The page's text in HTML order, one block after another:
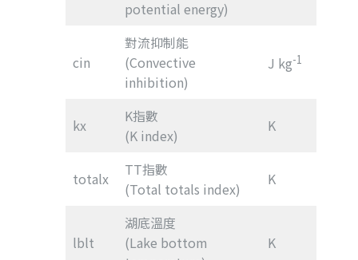
potential energy)
cin
對流抑制能
(Convective
inhibition)
J kg-1
kx
K指數
(K index)
K
totalx
TT指數
(Total totals index)
K
lblt
湖底溫度
(Lake bottom
K